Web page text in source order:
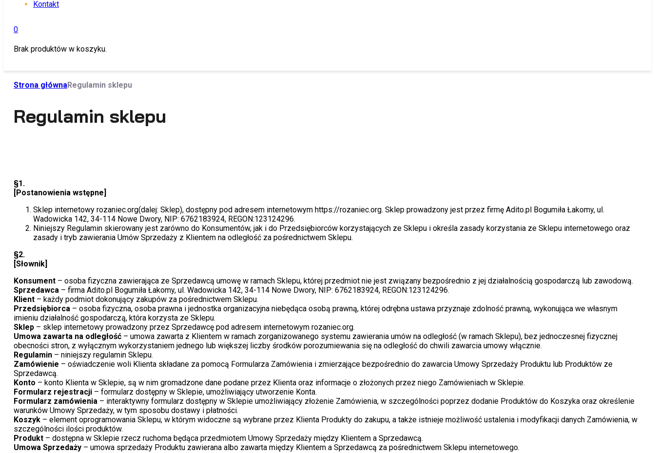
Kontakt
0
Brak produktów w koszyku.
Strona głównaRegulamin sklepu
Regulamin sklepu
§1.
[Postanowienia wstępne]
Sklep internetowy rozaniec.org(dalej: Sklep), dostępny pod adresem internetowym https://rozaniec.org. Sklep prowadzony jest przez firmę Adito.pl Bogumiła Łakomy, ul.
Wadowicka 142, 34-114 Nowe Dwory, NIP: 6762183924, REGON:123124296.
Niniejszy Regulamin skierowany jest zarówno do Konsumentów, jak i do Przedsiębiorców korzystających ze Sklepu i określa zasady korzystania ze Sklepu internetowego oraz
zasady i tryb zawierania Umów Sprzedaży z Klientem na odległość za pośrednictwem Sklepu.
§2.
[Słownik]
Konsument – osoba fizyczna zawierająca ze Sprzedawcą umowę w ramach Sklepu, której przedmiot nie jest związany bezpośrednio z jej działalnością gospodarczą lub zawodową.
Sprzedawca – firma Adito.pl Bogumiła Łakomy, ul. Wadowicka 142, 34-114 Nowe Dwory, NIP: 6762183924, REGON:123124296.
Klient – każdy podmiot dokonujący zakupów za pośrednictwem Sklepu.
Przedsiębiorca – osoba fizyczna, osoba prawna i jednostka organizacyjna niebędąca osobą prawną, której odrębna ustawa przyznaje zdolność prawną, wykonująca we własnym
imieniu działalność gospodarczą, która korzysta ze Sklepu.
Sklep – sklep internetowy prowadzony przez Sprzedawcę pod adresem internetowym rozaniec.org.
Umowa zawarta na odległość – umowa zawarta z Klientem w ramach zorganizowanego systemu zawierania umów na odległość (w ramach Sklepu), bez jednoczesnej fizycznej
obecności stron, z wyłącznym wykorzystaniem jednego lub większej liczby środków porozumiewania się na odległość do chwili zawarcia umowy włącznie.
Regulamin – niniejszy regulamin Sklepu.
Zamówienie – oświadczenie woli Klienta składane za pomocą Formularza Zamówienia i zmierzające bezpośrednio do zawarcia Umowy Sprzedaży Produktu lub Produktów ze
Sprzedawcą.
Konto – konto Klienta w Sklepie, są w nim gromadzone dane podane przez Klienta oraz informacje o złożonych przez niego Zamówieniach w Sklepie.
Formularz rejestracji – formularz dostępny w Sklepie, umożliwiający utworzenie Konta.
Formularz zamówienia – interaktywny formularz dostępny w Sklepie umożliwiający złożenie Zamówienia, w szczególności poprzez dodanie Produktów do Koszyka oraz określenie
warunków Umowy Sprzedaży, w tym sposobu dostawy i płatności.
Koszyk – element oprogramowania Sklepu, w którym widoczne są wybrane przez Klienta Produkty do zakupu, a także istnieje możliwość ustalenia i modyfikacji danych Zamówienia, w
szczególności ilości produktów.
Produkt – dostępna w Sklepie rzecz ruchoma będąca przedmiotem Umowy Sprzedaży między Klientem a Sprzedawcą.
Umowa Sprzedaży – umowa sprzedaży Produktu zawierana albo zawarta między Klientem a Sprzedawcą za pośrednictwem Sklepu internetowego.